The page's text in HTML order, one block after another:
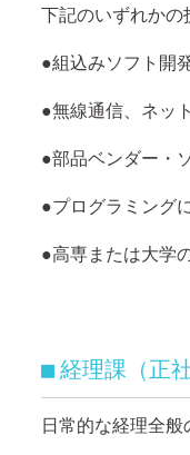
下記のいずれか
●組込みソフト開
●無線通信、ネッ
●部品ベンダー・
●プログラミング
●高専または大学
■ 経理課（正社
日常的な経理全般